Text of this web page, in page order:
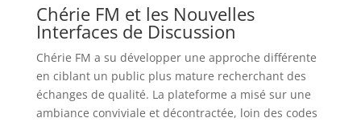
Chérie FM et les Nouvelles
Interfaces de Discussion
Chérie FM a su développer une approche différente
en ciblant un public plus mature recherchant des
échanges de qualité. La plateforme a misé sur une
ambiance conviviale et décontractée, loin des codes